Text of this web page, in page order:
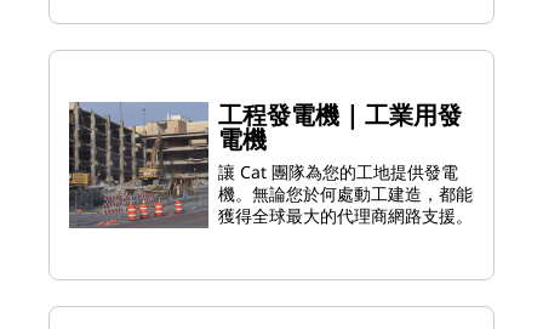
工程發電機 | 工業用發
電機
讓 Cat 團隊為您的工地提供發電
機。無論您於何處動工建造，都能
獲得全球最大的代理商網路支援。